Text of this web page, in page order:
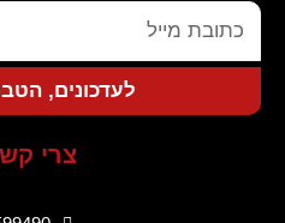
כתובת
מייל
לעדכונים,
צרי